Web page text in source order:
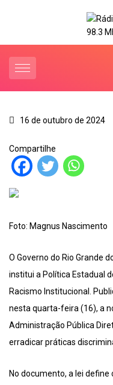
16 de outubro de 2024
Compartilhe
Foto: Magnus Nascimento
O Governo do Rio Grande
institui a Política Estadual
Racismo Institucional.
nesta quarta-feira (16), a
Administração Pública
erradicar práticas
No documento, a lei